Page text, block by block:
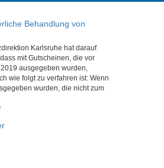
Behandlung von
Karlsruhe hat darauf
mit Gutscheinen, die vor
ausgegeben wurden,
wie folgt zu verfahren ist: Wenn
wurden, die nicht zum